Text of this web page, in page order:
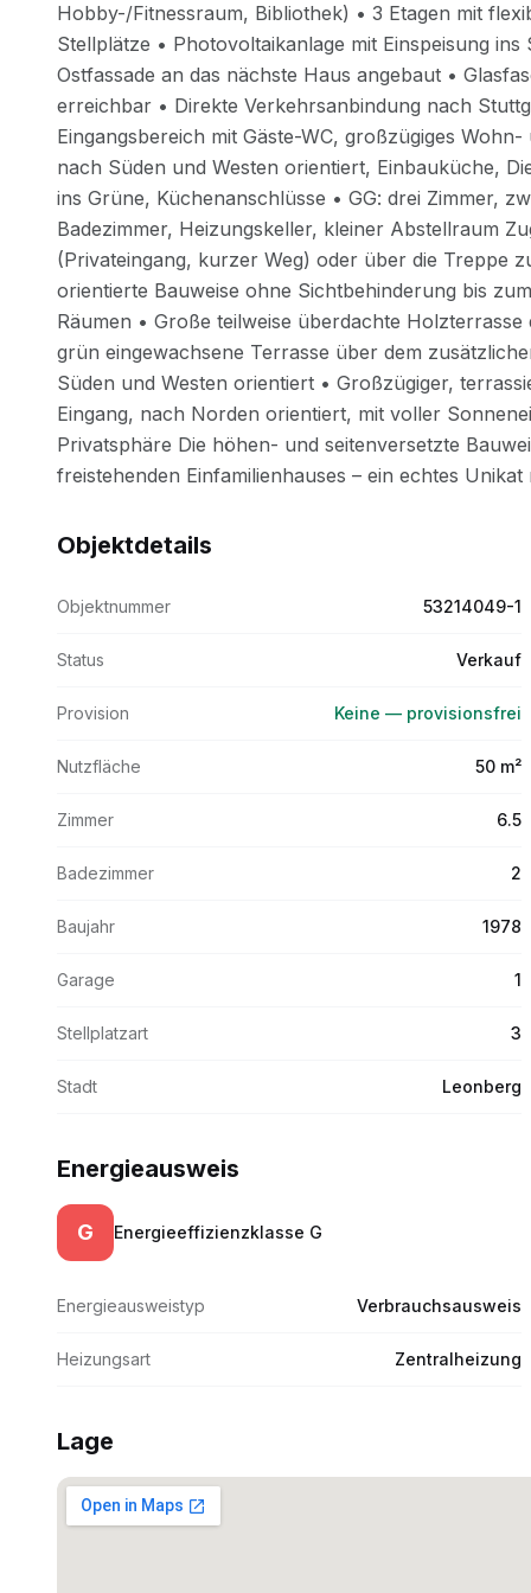
Objektdetails
Objektnummer 53214049-1
Status Verkauf
Provision Keine — provisionsfrei
Nutzfläche 50 m²
Zimmer 6.5
Badezimmer 2
Baujahr 1978
Garage 1
Stellplatzart 3
Stadt Leonberg
Energieausweis
G Energieeffizienzklasse G
Energieausweistyp Verbrauchsausweis
Heizungsart Zentralheizung
Lage